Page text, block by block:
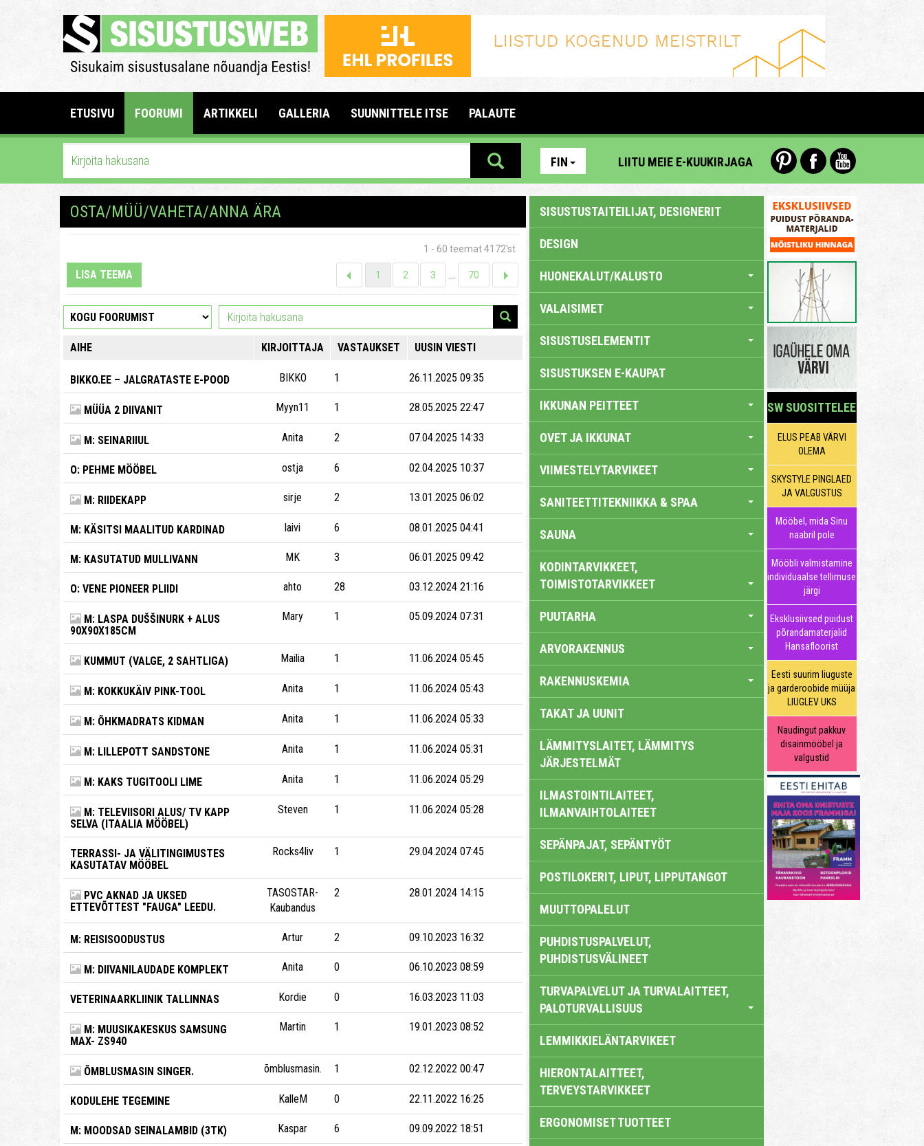
ETUSIVU FOORUMI ARTIKKELI GALLERIA SUUNNITTELE ITSE PALAUTE
FIN LIITU MEIE E-KUUKIRJAGA
OSTA/MÜÜ/VAHETA/ANNA ÄRA
1 - 60 teemat 4172'st
LISA TEEMA 1 2 3 70
AIHE KIRJOITTAJA VASTAUKSET UUSIN VIESTI
BIKKO.EE – JALGRATASTE E-POOD BIKKO 1 26.11.2025 09:35
MÜÜA 2 DIIVANIT Myyn11 1 28.05.2025 22:47
M: SEINARIIUL Anita 2 07.04.2025 14:33
O: PEHME MÖÖBEL ostja 6 02.04.2025 10:37
M: RIIDEKAPP sirje 2 13.01.2025 06:02
M: KÄSITSI MAALITUD KARDINAD laivi 6 08.01.2025 04:41
M: KASUTATUD MULLIVANN MK 3 06.01.2025 09:42
O: VENE PIONEER PLIIDI ahto 28 03.12.2024 21:16
M: LASPA DUŠŠINURK + ALUS
90X90X185CM
Mary 1 05.09.2024 07:31
KUMMUT (VALGE, 2 SAHTLIGA) Mailia 1 11.06.2024 05:45
M: KOKKUKÄIV PINK-TOOL Anita 1 11.06.2024 05:43
M: ÕHKMADRATS KIDMAN Anita 1 11.06.2024 05:33
M: LILLEPOTT SANDSTONE Anita 1 11.06.2024 05:31
M: KAKS TUGITOOLI LIME Anita 1 11.06.2024 05:29
M: TELEVIISORI ALUS/ TV KAPP
SELVA (ITAALIA MÖÖBEL)
Steven 1 11.06.2024 05:28
TERRASSI- JA VÄLITINGIMUSTES
KASUTATAV MÖÖBEL
Rocks4liv 1 29.04.2024 07:45
PVC AKNAD JA UKSED
ETTEVÕTTEST "FAUGA" LEEDU.
TASOSTAR-
Kaubandus
2 28.01.2024 14:15
M: REISISOODUSTUS Artur 2 09.10.2023 16:32
M: DIIVANILAUDADE KOMPLEKT Anita 0 06.10.2023 08:59
VETERINAARKLIINIK TALLINNAS Kordie 0 16.03.2023 11:03
M: MUUSIKAKESKUS SAMSUNG
MAX- ZS940
Martin 1 19.01.2023 08:52
ÕMBLUSMASIN SINGER. õmblusmasin. 1 02.12.2022 00:47
KODULEHE TEGEMINE KalleM 0 22.11.2022 16:25
M: MOODSAD SEINALAMBID (3TK) Kaspar 6 09.09.2022 18:51
SISUSTUSTAITEILIJAT, DESIGNERIT
DESIGN
HUONEKALUT/KALUSTO
VALAISIMET
SISUSTUSELEMENTIT
SISUSTUKSEN E-KAUPAT
IKKUNAN PEITTEET
OVET JA IKKUNAT
VIIMESTELYTARVIKEET
SANITEETTITEKNIIKKA & SPAA
SAUNA
KODINTARVIKKEET,
TOIMISTOTARVIKKEET
PUUTARHA
ARVORAKENNUS
RAKENNUSKEMIA
TAKAT JA UUNIT
LÄMMITYSLAITET, LÄMMITYS
JÄRJESTELMÄT
ILMASTOINTILAITEET,
ILMANVAIHTOLAITEET
SEPÄNPAJAT, SEPÄNTYÖT
POSTILOKERIT, LIPUT, LIPPUTANGOT
MUUTTOPALELUT
PUHDISTUSPALVELUT,
PUHDISTUSVÄLINEET
TURVAPALVELUT JA TURVALAITTEET,
PALOTURVALLISUUS
LEMMIKKIELÄNTARVIKEET
HIERONTALAITTEET,
TERVEYSTARVIKKEET
ERGONOMISET TUOTTEET
SW SUOSITTELEE
ELUS PEAB VÄRVI
OLEMA
SKYSTYLE PINGLAED
JA VALGUSTUS
Mööbel, mida Sinu
naabril pole
Mööbli valmistamine
individuaalse tellimuse
järgi
Eksklusiivsed puidust
põrandamaterjalid
Hansafloorist
Eesti suurim liuguste
ja garderoobide müüja
LIUGLEV UKS
Naudingut pakkuv
disainmööbel ja
valgustid